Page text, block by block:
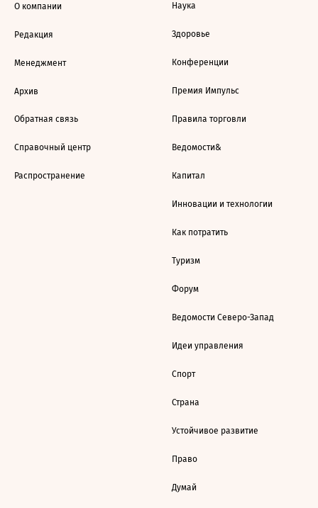
О компании
Редакция
Менеджмент
Архив
Обратная связь
Справочный центр
Распространение
Наука
Здоровье
Конференции
Премия Импульс
Правила торговли
Ведомости&
Капитал
Инновации и технологии
Как потратить
Туризм
Форум
Ведомости Северо-Запад
Идеи управления
Спорт
Страна
Устойчивое развитие
Право
Думай